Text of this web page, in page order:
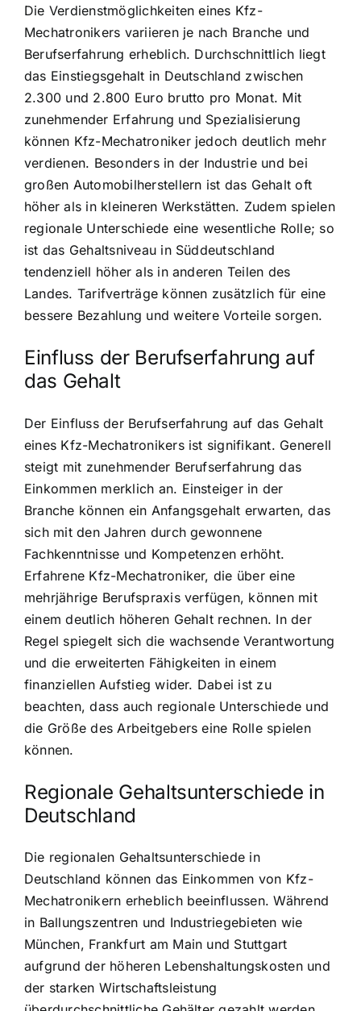
Die Verdienstmöglichkeiten eines Kfz-
Mechatronikers variieren je nach Branche und
Berufserfahrung erheblich. Durchschnittlich liegt
das Einstiegsgehalt in Deutschland zwischen
2.300 und 2.800 Euro brutto pro Monat. Mit
zunehmender Erfahrung und Spezialisierung
können Kfz-Mechatroniker jedoch deutlich mehr
verdienen. Besonders in der Industrie und bei
großen Automobilherstellern ist das Gehalt oft
höher als in kleineren Werkstätten. Zudem spielen
regionale Unterschiede eine wesentliche Rolle; so
ist das Gehaltsniveau in Süddeutschland
tendenziell höher als in anderen Teilen des
Landes. Tarifverträge können zusätzlich für eine
bessere Bezahlung und weitere Vorteile sorgen.
Einfluss der Berufserfahrung auf
das Gehalt
Der Einfluss der Berufserfahrung auf das Gehalt
eines Kfz-Mechatronikers ist signifikant. Generell
steigt mit zunehmender Berufserfahrung das
Einkommen merklich an. Einsteiger in der
Branche können ein Anfangsgehalt erwarten, das
sich mit den Jahren durch gewonnene
Fachkenntnisse und Kompetenzen erhöht.
Erfahrene Kfz-Mechatroniker, die über eine
mehrjährige Berufspraxis verfügen, können mit
einem deutlich höheren Gehalt rechnen. In der
Regel spiegelt sich die wachsende Verantwortung
und die erweiterten Fähigkeiten in einem
finanziellen Aufstieg wider. Dabei ist zu
beachten, dass auch regionale Unterschiede und
die Größe des Arbeitgebers eine Rolle spielen
können.
Regionale Gehaltsunterschiede in
Deutschland
Die regionalen Gehaltsunterschiede in
Deutschland können das Einkommen von Kfz-
Mechatronikern erheblich beeinflussen. Während
in Ballungszentren und Industriegebieten wie
München, Frankfurt am Main und Stuttgart
aufgrund der höheren Lebenshaltungskosten und
der starken Wirtschaftsleistung